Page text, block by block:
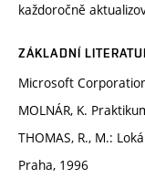
každoročně
ZÁKLADNÍ
Microsoft
MOLNÁR, K.
THOMAS, R., M.:
Praha, 1996